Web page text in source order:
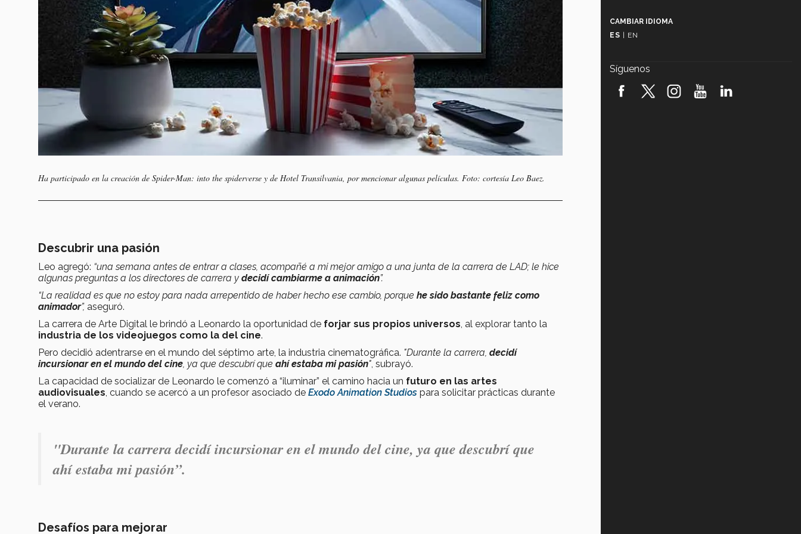
Ha participado en la creación de Spider-Man: into the spiderverse y de Hotel Transilvania, por mencionar algunas películas. Foto: cortesía Leo Baez.
Descubrir una pasión
Leo agregó: “una semana antes de entrar a clases, acompañé a mi mejor amigo a una junta de la carrera de LAD; le hice
algunas preguntas a los directores de carrera y decidí cambiarme a animación”.
“La realidad es que no estoy para nada arrepentido de haber hecho ese cambio, porque he sido bastante feliz como
animador”, aseguró.
La carrera de Arte Digital le brindó a Leonardo la oportunidad de forjar sus propios universos, al explorar tanto la
industria de los videojuegos como la del cine.
Pero decidió adentrarse en el mundo del séptimo arte, la industria cinematográfica. "Durante la carrera, decidí
incursionar en el mundo del cine, ya que descubrí que ahí estaba mi pasión", subrayó.
La capacidad de socializar de Leonardo le comenzó a “iluminar” el camino hacia un futuro en las artes
audiovisuales, cuando se acercó a un profesor asociado de Exodo Animation Studios para solicitar prácticas durante
el verano.
"Durante la carrera decidí incursionar en el mundo del cine, ya que descubrí que
ahí estaba mi pasión”.
Desafíos para mejorar
robótica FIRST 2026! (video)
CAMBIAR IDIOMA
ES | EN
Síguenos